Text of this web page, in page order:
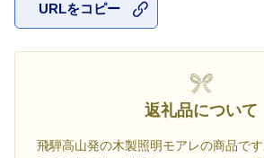
URLをコピー
返礼品について
飛騨高山発の木製照明モアレの商品で